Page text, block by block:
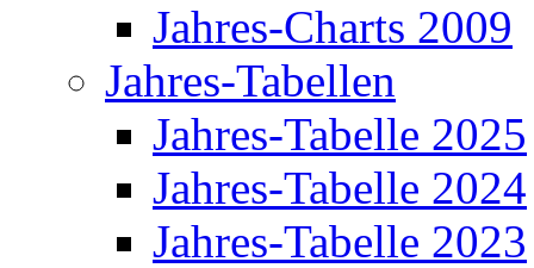
Jahres-Charts 2009
Jahres-Tabellen
Jahres-Tabelle 2025
Jahres-Tabelle 2024
Jahres-Tabelle 2023